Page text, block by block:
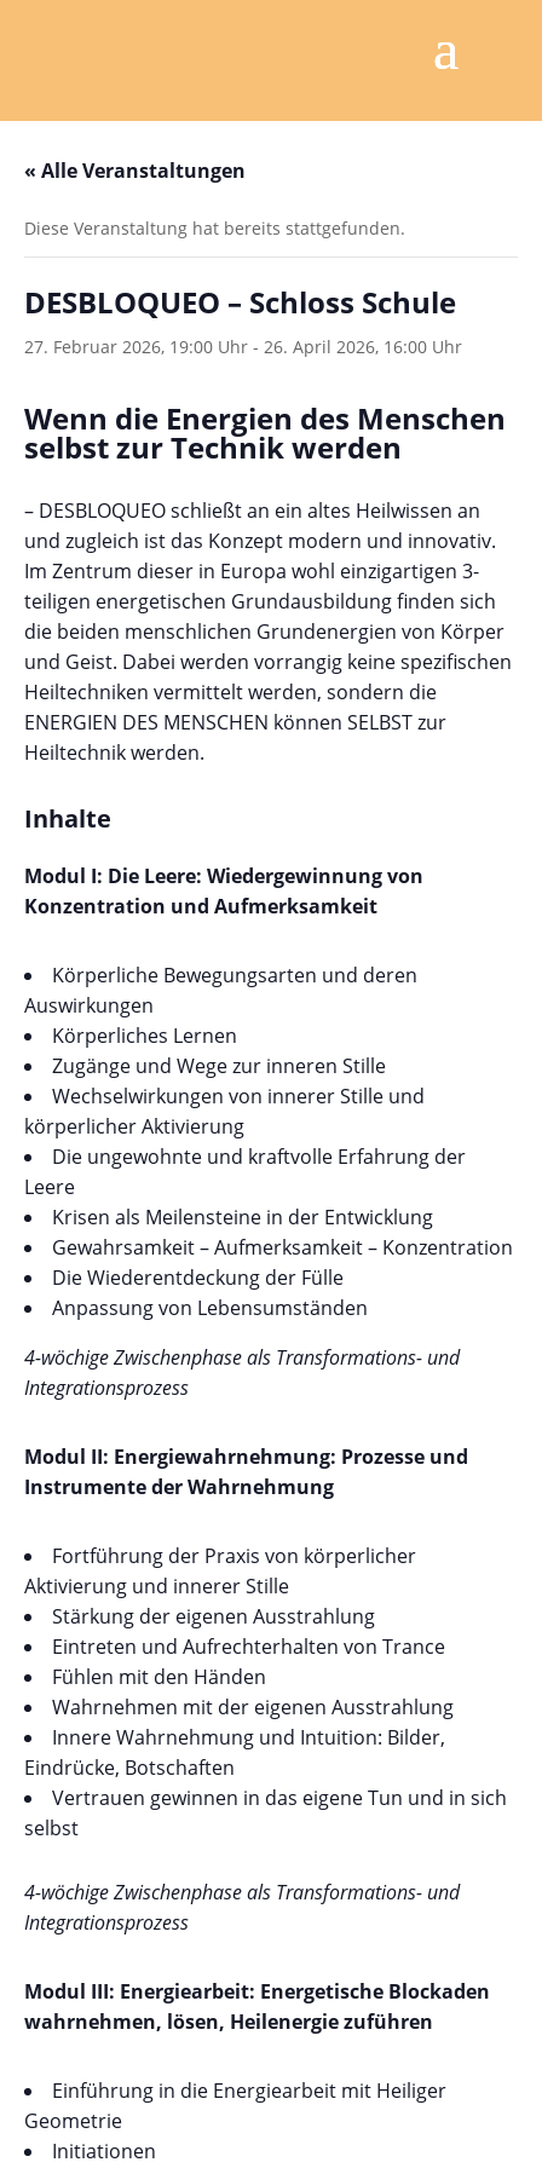
« Alle Veranstaltungen
Diese Veranstaltung hat bereits stattgefunden.
DESBLOQUEO – Schloss Schule
27. Februar 2026, 19:00 Uhr - 26. April 2026, 16:00 Uhr
Wenn die Energien des Menschen
selbst zur Technik werden
– DESBLOQUEO schließt an ein altes Heilwissen an
und zugleich ist das Konzept modern und innovativ.
Im Zentrum dieser in Europa wohl einzigartigen 3-
teiligen energetischen Grundausbildung finden sich
die beiden menschlichen Grundenergien von Körper
und Geist. Dabei werden vorrangig keine spezifischen
Heiltechniken vermittelt werden, sondern die
ENERGIEN DES MENSCHEN können SELBST zur
Heiltechnik werden.
Inhalte
Modul I: Die Leere: Wiedergewinnung von
Konzentration und Aufmerksamkeit
Körperliche Bewegungsarten und deren
Auswirkungen
Körperliches Lernen
Zugänge und Wege zur inneren Stille
Wechselwirkungen von innerer Stille und
körperlicher Aktivierung
Die ungewohnte und kraftvolle Erfahrung der
Leere
Krisen als Meilensteine in der Entwicklung
Gewahrsamkeit – Aufmerksamkeit – Konzentration
Die Wiederentdeckung der Fülle
Anpassung von Lebensumständen
4-wöchige Zwischenphase als Transformations- und
Integrationsprozess
Modul II: Energiewahrnehmung: Prozesse und
Instrumente der Wahrnehmung
Fortführung der Praxis von körperlicher
Aktivierung und innerer Stille
Stärkung der eigenen Ausstrahlung
Eintreten und Aufrechterhalten von Trance
Fühlen mit den Händen
Wahrnehmen mit der eigenen Ausstrahlung
Innere Wahrnehmung und Intuition: Bilder,
Eindrücke, Botschaften
Vertrauen gewinnen in das eigene Tun und in sich
selbst
4-wöchige Zwischenphase als Transformations- und
Integrationsprozess
Modul III: Energiearbeit: Energetische Blockaden
wahrnehmen, lösen, Heilenergie zuführen
Einführung in die Energiearbeit mit Heiliger
Geometrie
Initiationen